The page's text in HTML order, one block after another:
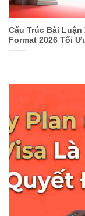
Cấu Trúc Bài
Format 2026 Tối